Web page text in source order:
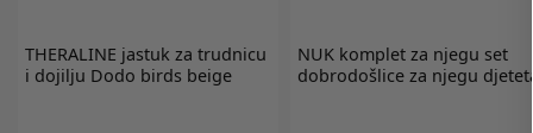
THERALINE jastuk za trudnicu
i dojilju Dodo birds beige
NUK komplet za njegu set
dobrodošlice za njegu djeteta